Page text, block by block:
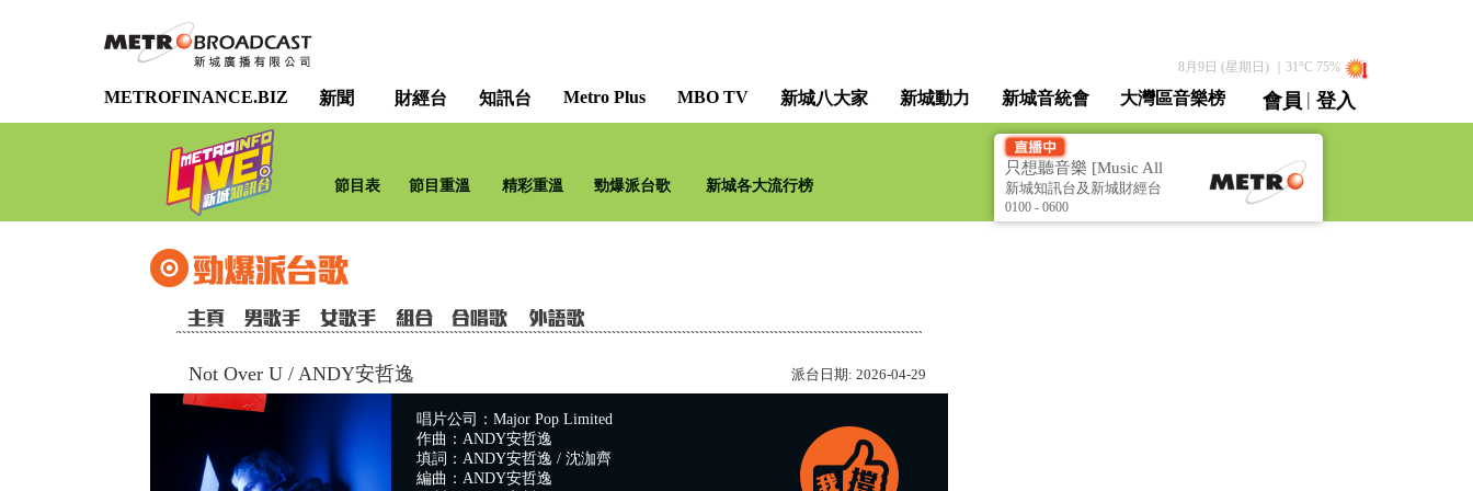
8月9日 (星期日)｜ 31°C 75%
METROFINANCE.BIZ 新聞 財經台 知訊台 Metro Plus MBO TV 新城八大家 新城動力 新城音統會 大灣區音樂榜 會員 | 登入
直播 / 重溫
節目表 節目重溫 精彩重溫 勁爆派台歌 新城各大流行榜
只想聽音樂 [Music All
Night]
新城知訊台及新城財經台
聯播
0100 - 0600
Not Over U / ANDY安哲逸 派台日期: 2026-04-29
唱片公司：Major Pop Limited
作曲：ANDY安哲逸
填詞：ANDY安哲逸 / 沈泇齊
編曲：ANDY安哲逸